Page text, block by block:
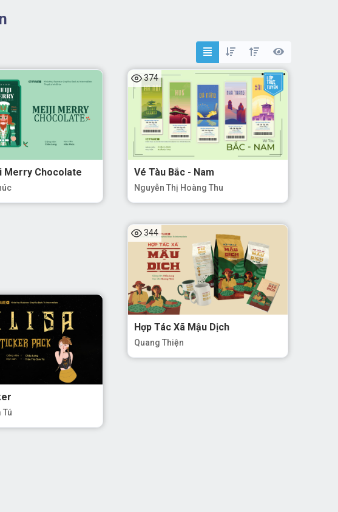
Merry Chocolate
374
Vé Tàu Bắc - Nam
Nguyễn Thị Hoàng Thu
344
Hợp Tác Xã Mậu Dịch
Quang Thiện
Tú